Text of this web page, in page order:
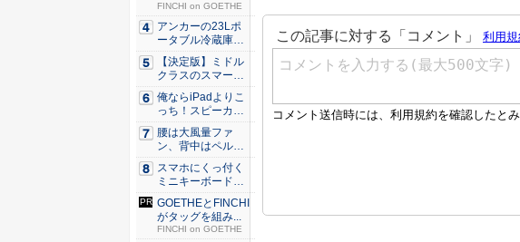
極星 僕...
FINCHI on GOETHE
アンカーの23Lポ
ータブル冷蔵庫が
Ama...
【決定版】ミドル
クラスのスマート
フォンの...
俺ならiPadよりこ
っち！スピーカー
9個...
腰は大風量ファ
ン、背中はペルチ
ェ冷却。ダ...
スマホにくっ付く
ミニキーボード！
触ってわ...
GOETHEとFINCHI
がタッグを組み...
FINCHI on GOETHE